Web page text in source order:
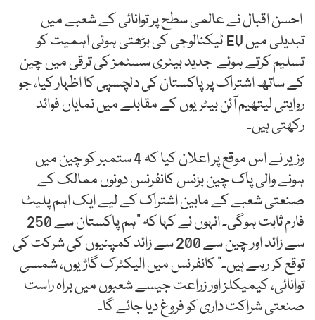
احسن اقبال نے عالمی سطح پر توانائی کے شعبے میں
تبدیلی میں EV ٹیکنالوجی کی بڑھتی ہوئی اہمیت کو
تسلیم کرتے ہوئے جدید بیٹری سسٹمز کی ترقی میں چین
کے ساتھ اشتراک پر پاکستان کی دلچسپی کا اظہار کیا، جو
روایتی لیتھیم آئن بیٹریوں کے مقابلے میں نمایاں فوائد
رکھتی ہیں۔
وزیر نے اس موقع پر اعلان کیا کہ 4 ستمبر کو چین میں
ہونے والی پاک چین بزنس کانفرنس دونوں ممالک کے
صنعتی شعبے کے مابین اشتراک کے لیے ایک اہم پلیٹ
فارم ثابت ہوگی۔ انہوں نے کہا کہ "ہم پاکستان سے 250
سے زائد اور چین سے 200 سے زائد کمپنیوں کی شرکت کی
توقع کر رہے ہیں۔” کانفرنس میں الیکٹرک گاڑیوں، شمسی
توانائی، کیمیکلز اور زراعت جیسے شعبوں میں براہ راست
صنعتی شراکت داری کو فروغ دیا جائے گا۔